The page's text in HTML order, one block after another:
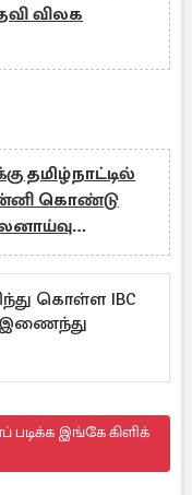
விலக
தமிழ்நாட்டில்
கொண்டு
கொள்ள IBC
இங்கே கிளிக்